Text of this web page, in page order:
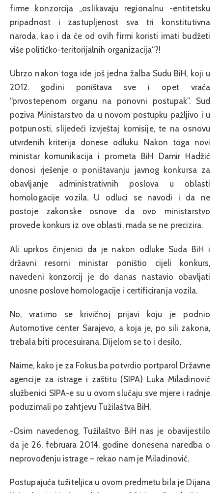
firme konzorcija „oslikavaju regionalnu -entitetsku
pripadnost i zastupljenost sva tri konstitutivna
naroda, kao i da će od ovih firmi koristi imati budžeti
više političko-teritorijalnih organizacija“?!
Ubrzo nakon toga ide još jedna žalba Sudu BiH, koji u
2012. godini poništava sve i opet vraća
“prvostepenom organu na ponovni postupak”. Sud
poziva Ministarstvo da u novom postupku pažljivo i u
potpunosti, slijedeći izvještaj komisije, te na osnovu
utvrđenih kriterija donese odluku. Nakon toga novi
ministar komunikacija i prometa BiH Damir Hadžić
donosi rješenje o poništavanju javnog konkursa za
obavljanje administrativnih poslova u oblasti
homologacije vozila. U odluci se navodi i da ne
postoje zakonske osnove da ovo ministarstvo
provede konkurs iz ove oblasti, mada se ne precizira.
Ali uprkos činjenici da je nakon odluke Suda BiH i
državni resorni ministar poništio cijeli konkurs,
navedeni konzorcij je do danas nastavio obavljati
unosne poslove homologacije i certificiranja vozila.
No, vratimo se krivičnoj prijavi koju je podnio
Automotive center Sarajevo, a koja je, po sili zakona,
trebala biti procesuirana. Dijelom se to i desilo.
Naime, kako je za Fokus.ba potvrdio portparol Državne
agencije za istrage i zaštitu (SIPA) Luka Miladinović
službenici SIPA-e su u ovom slučaju sve mjere i radnje
poduzimali po zahtjevu Tužilaštva BiH.
-Osim navedenog, Tužilaštvo BiH nas je obavijestilo
da je 26. februara 2014. godine donesena naredba o
neprovođenju istrage – rekao nam je Miladinović.
Postupajuća tužiteljica u ovom predmetu bila je Dijana